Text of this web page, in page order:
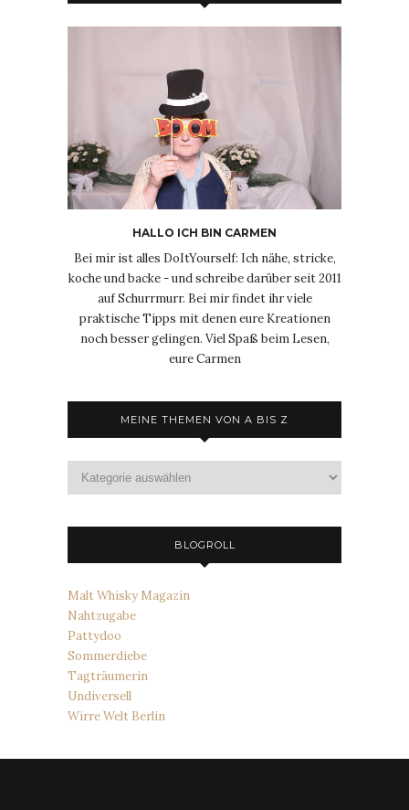
HALLO ICH BIN CARMEN
Bei mir ist alles DoItYourself: Ich nähe, stricke,
koche und backe - und schreibe darüber seit 2011
auf Schurrmurr. Bei mir findet ihr viele
praktische Tipps mit denen eure Kreationen
noch besser gelingen. Viel Spaß beim Lesen,
eure Carmen
MEINE THEMEN VON A BIS Z
Themen
BLOGROLL
Malt Whisky Magazin
Nahtzugabe
Pattydoo
Sommerdiebe
Tagträumerin
Undiversell
Wirre Welt Berlin